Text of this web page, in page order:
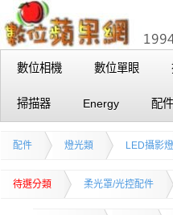
數位相機 數位單眼
掃描器 Energy 配件
配件 燈光類 LED攝影
待選分類 柔光罩/光控配件